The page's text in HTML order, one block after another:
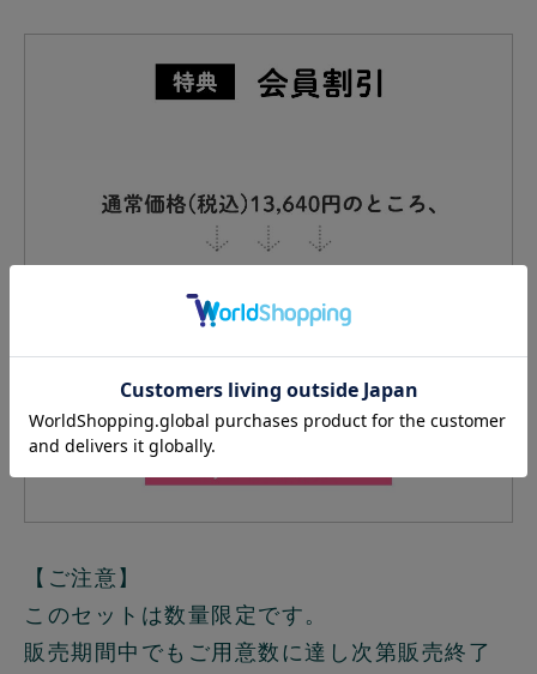
【ご注意】
このセットは数量限定です。
販売期間中でもご用意数に達し次第販売終了